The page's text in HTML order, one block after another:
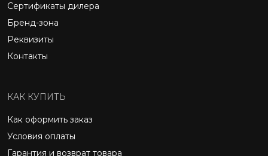
Сертификаты дилера
Бренд-зона
Реквизиты
Контакты
КАК КУПИТЬ
Как оформить заказ
Условия оплаты
Гарантия и возврат товара